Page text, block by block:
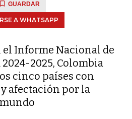
GUARDAR
A WHATSAPP
el Informe Nacional de
2025, Colombia
cinco países con
afectación por la